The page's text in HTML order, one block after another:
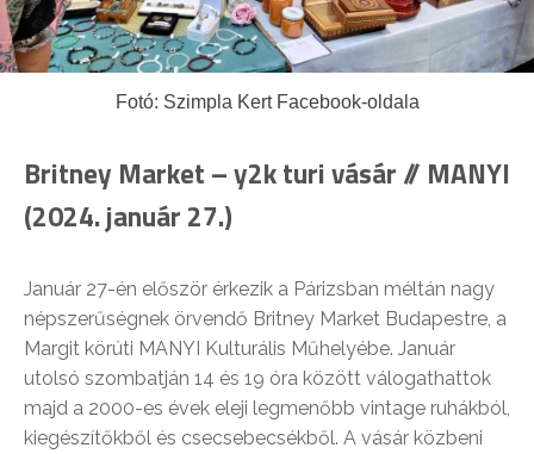
Fotó: Szimpla Kert Facebook-oldala
Britney Market – y2k turi vásár // MANYI
(2024. január 27.)
Január 27-én először érkezik a Párizsban méltán nagy
népszerűségnek örvendő Britney Market Budapestre, a
Margit körúti MANYI Kulturális Műhelyébe. Január
utolsó szombatján 14 és 19 óra között válogathattok
majd a 2000-es évek eleji legmenőbb vintage ruhákból,
kiegészítőkből és csecsebecsékből. A vásár közbeni